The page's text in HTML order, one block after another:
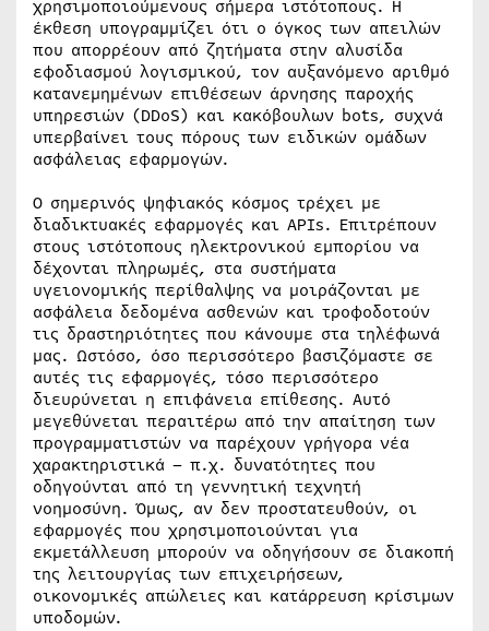
χρησιμοποιούμενους σήμερα ιστότοπους. Η
έκθεση υπογραμμίζει ότι ο όγκος των απειλών
που απορρέουν από ζητήματα στην αλυσίδα
εφοδιασμού λογισμικού, τον αυξανόμενο αριθμό
κατανεμημένων επιθέσεων άρνησης παροχής
υπηρεσιών (DDoS) και κακόβουλων bots, συχνά
υπερβαίνει τους πόρους των ειδικών ομάδων
ασφάλειας εφαρμογών.
Ο σημερινός ψηφιακός κόσμος τρέχει με
διαδικτυακές εφαρμογές και APIs. Επιτρέπουν
στους ιστότοπους ηλεκτρονικού εμπορίου να
δέχονται πληρωμές, στα συστήματα
υγειονομικής περίθαλψης να μοιράζονται με
ασφάλεια δεδομένα ασθενών και τροφοδοτούν
τις δραστηριότητες που κάνουμε στα τηλέφωνά
μας. Ωστόσο, όσο περισσότερο βασιζόμαστε σε
αυτές τις εφαρμογές, τόσο περισσότερο
διευρύνεται η επιφάνεια επίθεσης. Αυτό
μεγεθύνεται περαιτέρω από την απαίτηση των
προγραμματιστών να παρέχουν γρήγορα νέα
χαρακτηριστικά – π.χ. δυνατότητες που
οδηγούνται από τη γεννητική τεχνητή
νοημοσύνη. Όμως, αν δεν προστατευθούν, οι
εφαρμογές που χρησιμοποιούνται για
εκμετάλλευση μπορούν να οδηγήσουν σε διακοπή
της λειτουργίας των επιχειρήσεων,
οικονομικές απώλειες και κατάρρευση κρίσιμων
υποδομών.